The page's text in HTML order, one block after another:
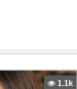
1.1k